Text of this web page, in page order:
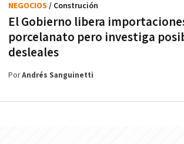
El Gobierno libera
porcelanato pero investiga
desleales
NEGOCIOS / Construción
PorAndrés Sanguinetti